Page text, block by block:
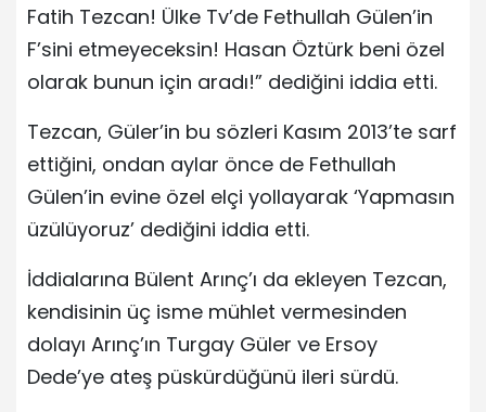
Fatih Tezcan! Ülke Tv’de Fethullah Gülen’in
F’sini etmeyeceksin! Hasan Öztürk beni özel
olarak bunun için aradı!” dediğini iddia etti.
Tezcan, Güler’in bu sözleri Kasım 2013’te sarf
ettiğini, ondan aylar önce de Fethullah
Gülen’in evine özel elçi yollayarak ‘Yapmasın
üzülüyoruz’ dediğini iddia etti.
İddialarına Bülent Arınç’ı da ekleyen Tezcan,
kendisinin üç isme mühlet vermesinden
dolayı Arınç’ın Turgay Güler ve Ersoy
Dede’ye ateş püskürdüğünü ileri sürdü.